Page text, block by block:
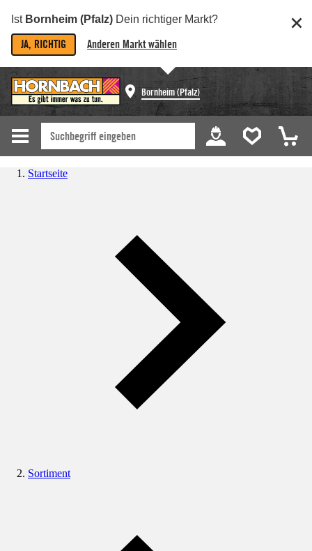
Ist Bornheim (Pfalz) Dein richtiger Markt?
JA, RICHTIG Anderen Markt wählen
Bornheim (Pfalz)
Startseite
Sortiment